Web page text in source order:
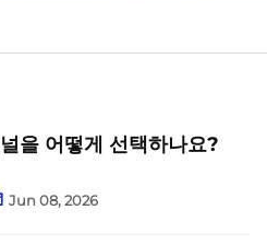
을 어떻게 선택하나요?
Jun 08, 2026